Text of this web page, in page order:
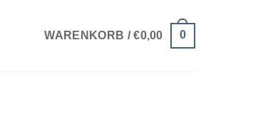
WARENKORB /€0,00 0